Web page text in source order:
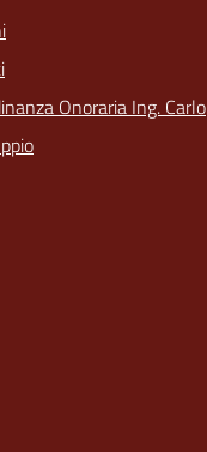
Onoraria Ing. Carlo